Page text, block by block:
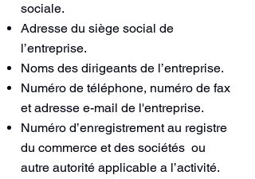
sociale.
Adresse du siège social de
l’entreprise.
Noms des dirigeants de l’entreprise.
Numéro de téléphone, numéro de fax
et adresse e-mail de l'entreprise.
Numéro d’enregistrement au registre
du commerce et des sociétés ou
autre autorité applicable a l’activité.